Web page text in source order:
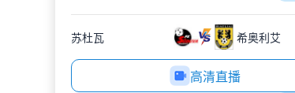
苏杜瓦 希奥利艾
高清直播